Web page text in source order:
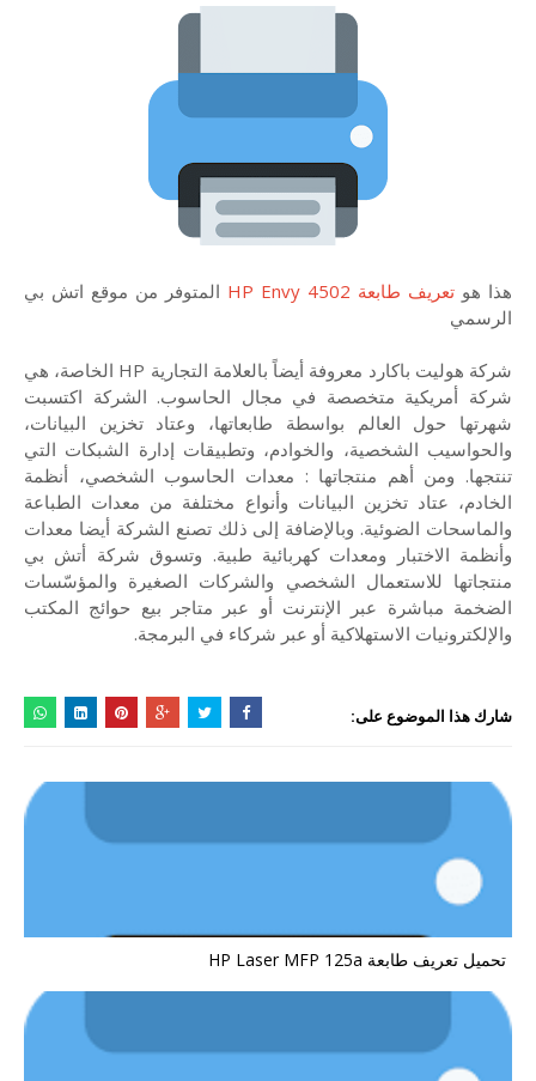
هذا هو تعريف طابعة HP Envy 4502
المتوفر من موقع اتش بي
الرسمي
شركة هوليت باكارد معروفة أيضاً بالعلامة التجارية HP الخاصة، هي
شركة أمريكية متخصصة في مجال الحاسوب. الشركة اكتسبت
شهرتها حول العالم بواسطة طابعاتها، وعتاد تخزين البيانات،
والحواسيب الشخصية، والخوادم، وتطبيقات إدارة الشبكات التي
تنتجها. ومن أهم منتجاتها : معدات الحاسوب الشخصي، أنظمة
الخادم، عتاد تخزين البيانات وأنواع مختلفة من معدات الطباعة
والماسحات الضوئية. وبالإضافة إلى ذلك تصنع الشركة أيضا معدات
وأنظمة الاختبار ومعدات كهربائية طبية. وتسوق شركة أتش بي
منتجاتها للاستعمال الشخصي والشركات الصغيرة والمؤسّسات
الضخمة مباشرة عبر الإنترنت أو عبر متاجر بيع حوائج المكتب
والإلكترونيات الاستهلاكية أو عبر شركاء في البرمجة.
شارك هذا الموضوع على:
تحميل تعريف طابعة HP Laser MFP 125a